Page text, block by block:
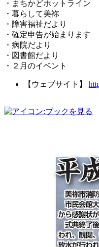
・まちかどホットライン
・暮らして美祢
・障害福祉だより
・確定申告が始まります
・病院だより
・図書館だより
・２月のイベント
【ウェブサイト】